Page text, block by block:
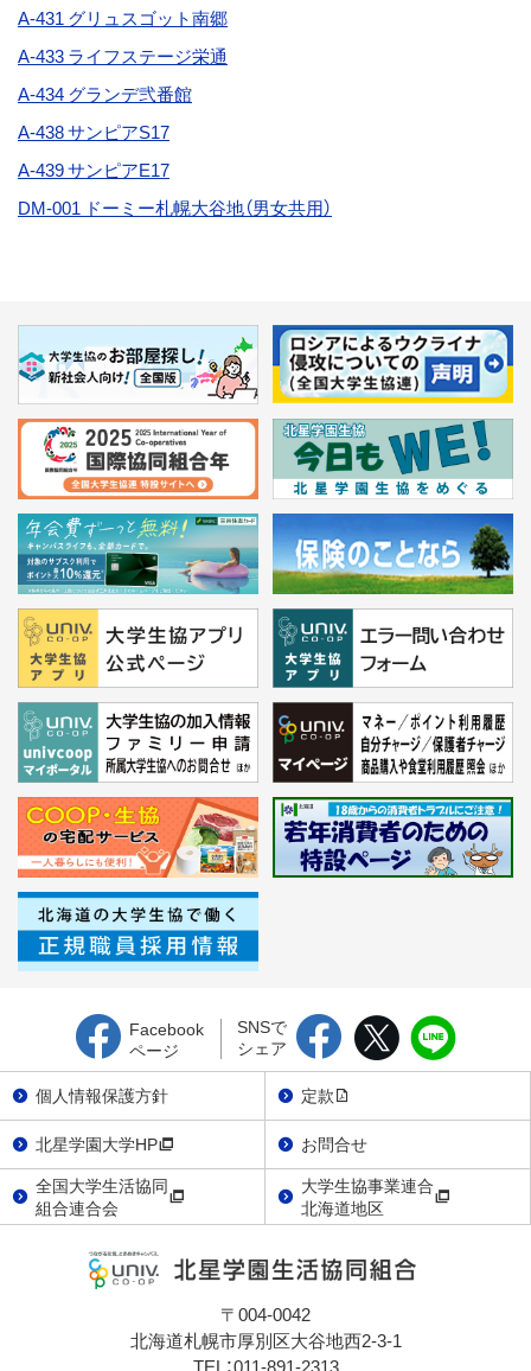
A-431 グリュスゴット南郷
A-433 ライフステージ栄通
A-434 グランデ弐番館
A-438サンピアS17
A-439 サンピアE17
DM-001 ドーミー札幌大谷地（男女共用）
Facebook
ページ
SNSで
シェア
個人情報保護方針
定款
北星学園大学HP
お問合せ
全国大学生活協同
組合連合会
大学生協事業連合
北海道地区
〒004-0042
北海道札幌市厚別区大谷地西2-3-1